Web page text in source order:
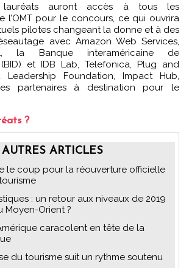
auront accès à tous les
l’OMT pour le concours, ce qui ouvrira
pilotes changeant la donne et à des
avec Amazon Web Services,
la Banque interaméricaine de
et IDB Lab, Telefonica, Plug and
Leadership Foundation, Impact Hub,
partenaires à destination pour le
?
AUTRES ARTICLES
le coup pour la réouverture officielle
: un retour aux niveaux de 2019
Moyen-Orient ?
caracolent en tête de la
du tourisme suit un rythme soutenu